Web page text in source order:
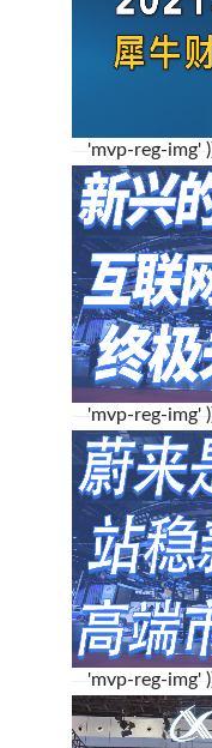
'mvp-reg-img'
'mvp-reg-img'
'mvp-reg-img'